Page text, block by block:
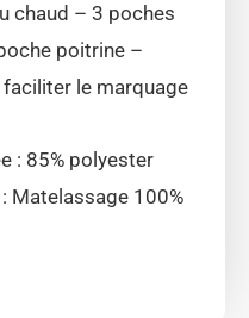
chaud – 3 poches
poitrine –
le marquage
: 85% polyester
Matelassage 100%